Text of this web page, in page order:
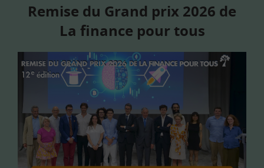
Remise du Grand prix 2026 de
La finance pour tous